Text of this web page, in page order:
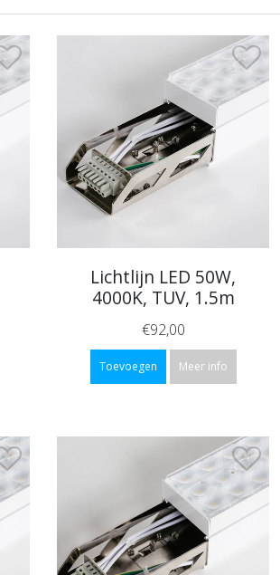
Lichtlijn LED 50W,
4000K, TUV, 1.5m
€92,00
Toevoegen Meer info